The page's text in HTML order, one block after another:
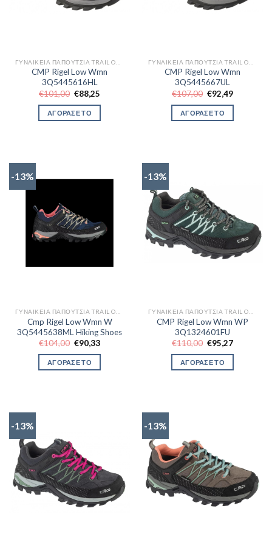
CMP Rigel Low Wmn
3Q5445616HL
€101,00 Original
price
was:
€101,00.
€88,25
ΑΓΟΡΑΣΕ ΤΟ
CMP Rigel Low Wmn
3Q5445667UL
€107,00 Original
price
was:
€107,00.
€92,49Η
ΑΓΟΡΑΣΕ ΤΟ
-13%
Cmp Rigel Low Wmn W
3Q5445638ML Hiking Shoes
€104,00 Original
price
was:
€104,00.
€90,33Η
ΑΓΟΡΑΣΕ ΤΟ
-13%
CMP Rigel Low Wmn WP
3Q1324601FU
€110,00 Original
price
was:
€110,00.
€95,27Η
ΑΓΟΡΑΣΕ ΤΟ
-13% -13%